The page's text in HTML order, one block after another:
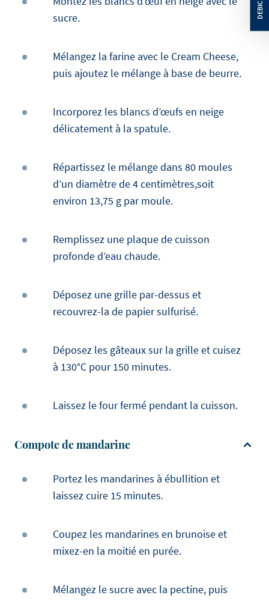
sucre.
Mélangez la farine avec le Cream Cheese,
puis ajoutez le mélange à base de beurre.
Incorporez les blancs d’œufs en neige
délicatement à la spatule.
Répartissez le mélange dans 80 moules
d’un diamètre de 4 centimètres,soit
environ 13,75 g par moule.
Remplissez une plaque de cuisson
profonde d’eau chaude.
Déposez une grille par-dessus et
recouvrez-la de papier sulfurisé.
Déposez les gâteaux sur la grille et cuisez
à 130°C pour 150 minutes.
Laissez le four fermé pendant la cuisson.
Compote de mandarine
Portez les mandarines à ébullition et
laissez cuire 15 minutes.
Coupez les mandarines en brunoise et
mixez-en la moitié en purée.
Mélangez le sucre avec la pectine, puis